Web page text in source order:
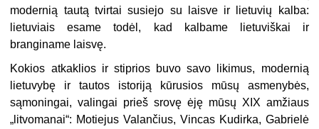
modernią tautą tvirtai susiejo su laisve ir lietuvių kalba:
lietuviais esame todėl, kad kalbame lietuviškai ir
branginame laisvę.
Kokios atkaklios ir stiprios buvo savo likimus, modernią
lietuvybę ir tautos istoriją kūrusios mūsų asmenybės,
sąmoningai, valingai prieš srovę ėję mūsų XIX amžiaus
„litvomanai“: Motiejus Valančius, Vincas Kudirka, Gabrielė